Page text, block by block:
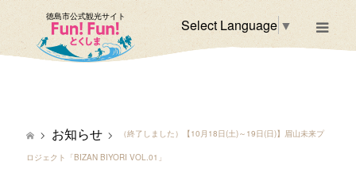
徳島市公式観光サイト Select Language ▼
お知らせ （終了しました）【10月18日(土)～19日(日)】眉山未来プ
ロジェクト「BIZAN BIYORI VOL.01」